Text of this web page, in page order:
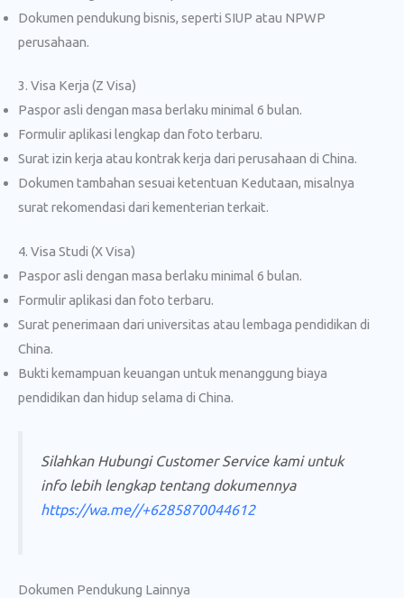
Dokumen pendukung bisnis, seperti SIUP atau NPWP
perusahaan.
3. Visa Kerja (Z Visa)
Paspor asli dengan masa berlaku minimal 6 bulan.
Formulir aplikasi lengkap dan foto terbaru.
Surat izin kerja atau kontrak kerja dari perusahaan di China.
Dokumen tambahan sesuai ketentuan Kedutaan, misalnya
surat rekomendasi dari kementerian terkait.
4. Visa Studi (X Visa)
Paspor asli dengan masa berlaku minimal 6 bulan.
Formulir aplikasi dan foto terbaru.
Surat penerimaan dari universitas atau lembaga pendidikan di
China.
Bukti kemampuan keuangan untuk menanggung biaya
pendidikan dan hidup selama di China.
Silahkan Hubungi Customer Service kami untuk
info lebih lengkap tentang dokumennya
https://wa.me//+6285870044612
Dokumen Pendukung Lainnya